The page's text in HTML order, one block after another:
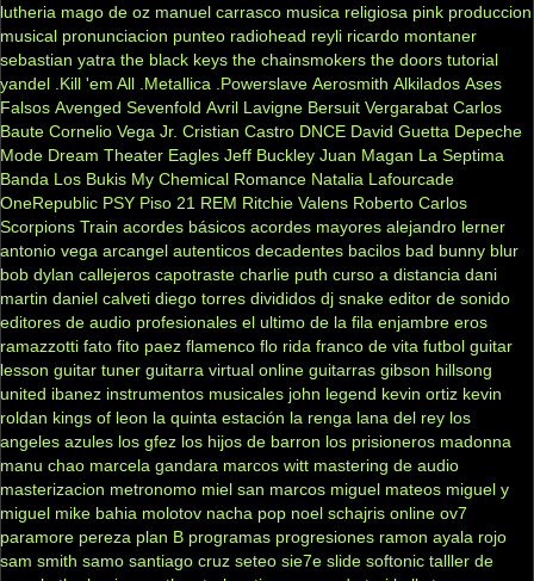
lutheria mago de oz manuel carrasco musica religiosa pink produccion
musical pronunciacion punteo radiohead reyli ricardo montaner
sebastian yatra the black keys the chainsmokers the doors tutorial
yandel .Kill 'em All .Metallica .Powerslave Aerosmith Alkilados Ases
Falsos Avenged Sevenfold Avril Lavigne Bersuit Vergarabat Carlos
Baute Cornelio Vega Jr. Cristian Castro DNCE David Guetta Depeche
Mode Dream Theater Eagles Jeff Buckley Juan Magan La Septima
Banda Los Bukis My Chemical Romance Natalia Lafourcade
OneRepublic PSY Piso 21 REM Ritchie Valens Roberto Carlos
Scorpions Train acordes básicos acordes mayores alejandro lerner
antonio vega arcangel autenticos decadentes bacilos bad bunny blur
bob dylan callejeros capotraste charlie puth curso a distancia dani
martin daniel calveti diego torres divididos dj snake editor de sonido
editores de audio profesionales el ultimo de la fila enjambre eros
ramazzotti fato fito paez flamenco flo rida franco de vita futbol guitar
lesson guitar tuner guitarra virtual online guitarras gibson hillsong
united ibanez instrumentos musicales john legend kevin ortiz kevin
roldan kings of leon la quinta estación la renga lana del rey los
angeles azules los gfez los hijos de barron los prisioneros madonna
manu chao marcela gandara marcos witt mastering de audio
masterizacion metronomo miel san marcos miguel mateos miguel y
miguel mike bahia molotov nacha pop noel schajris online ov7
paramore pereza plan B programas progresiones ramon ayala rojo
sam smith samo santiago cruz seteo sie7e slide softonic talller de